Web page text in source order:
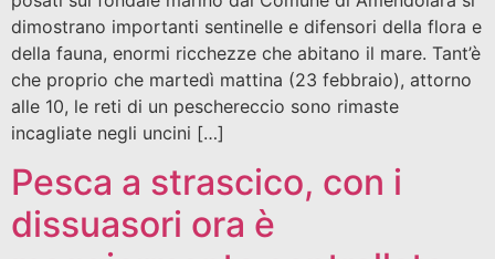
dimostrano importanti sentinelle e difensori della flora e
della fauna, enormi ricchezze che abitano il mare. Tant’è
che proprio che martedì mattina (23 febbraio), attorno
alle 10, le reti di un peschereccio sono rimaste
incagliate negli uncini […]
Pesca a strascico, con i
dissuasori ora è